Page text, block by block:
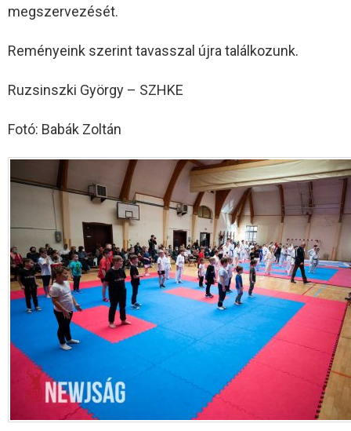
megszervezését.
Reményeink szerint tavasszal újra találkozunk.
Ruzsinszki György – SZHKE
Fotó: Babák Zoltán